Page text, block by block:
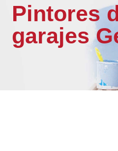
Pintores
garajes